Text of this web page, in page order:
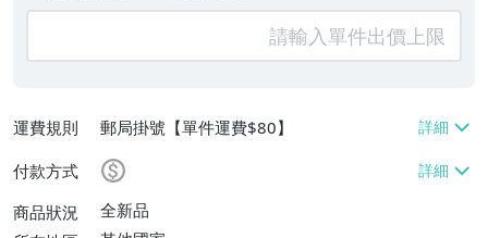
運費規則
郵局掛號【單件運費$80】
付款方式
商品狀況
全新品